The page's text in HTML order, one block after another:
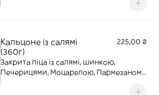
Кальцоне із салямі
(360г)
225,00 ₴
Закрита піца із салямі, шинкою,
Печерицями, Моцарелою, Пармезаном,